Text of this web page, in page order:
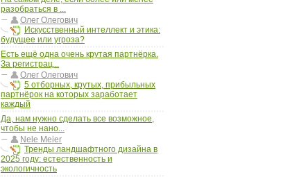
разобраться в ...
Олег Олегович
Искусственный интеллект и этика:
будущее или угроза?
Есть ещё одна очень крутая партнёрка.
За регистрац...
Олег Олегович
5 отборных, крутых, прибыльных
партнёрок на которых заработает
каждый
Да, нам нужно сделать все возможное,
чтобы не нано...
Nele Meier
Тренды ландшафтного дизайна в
2025 году: естественность и
экологичность